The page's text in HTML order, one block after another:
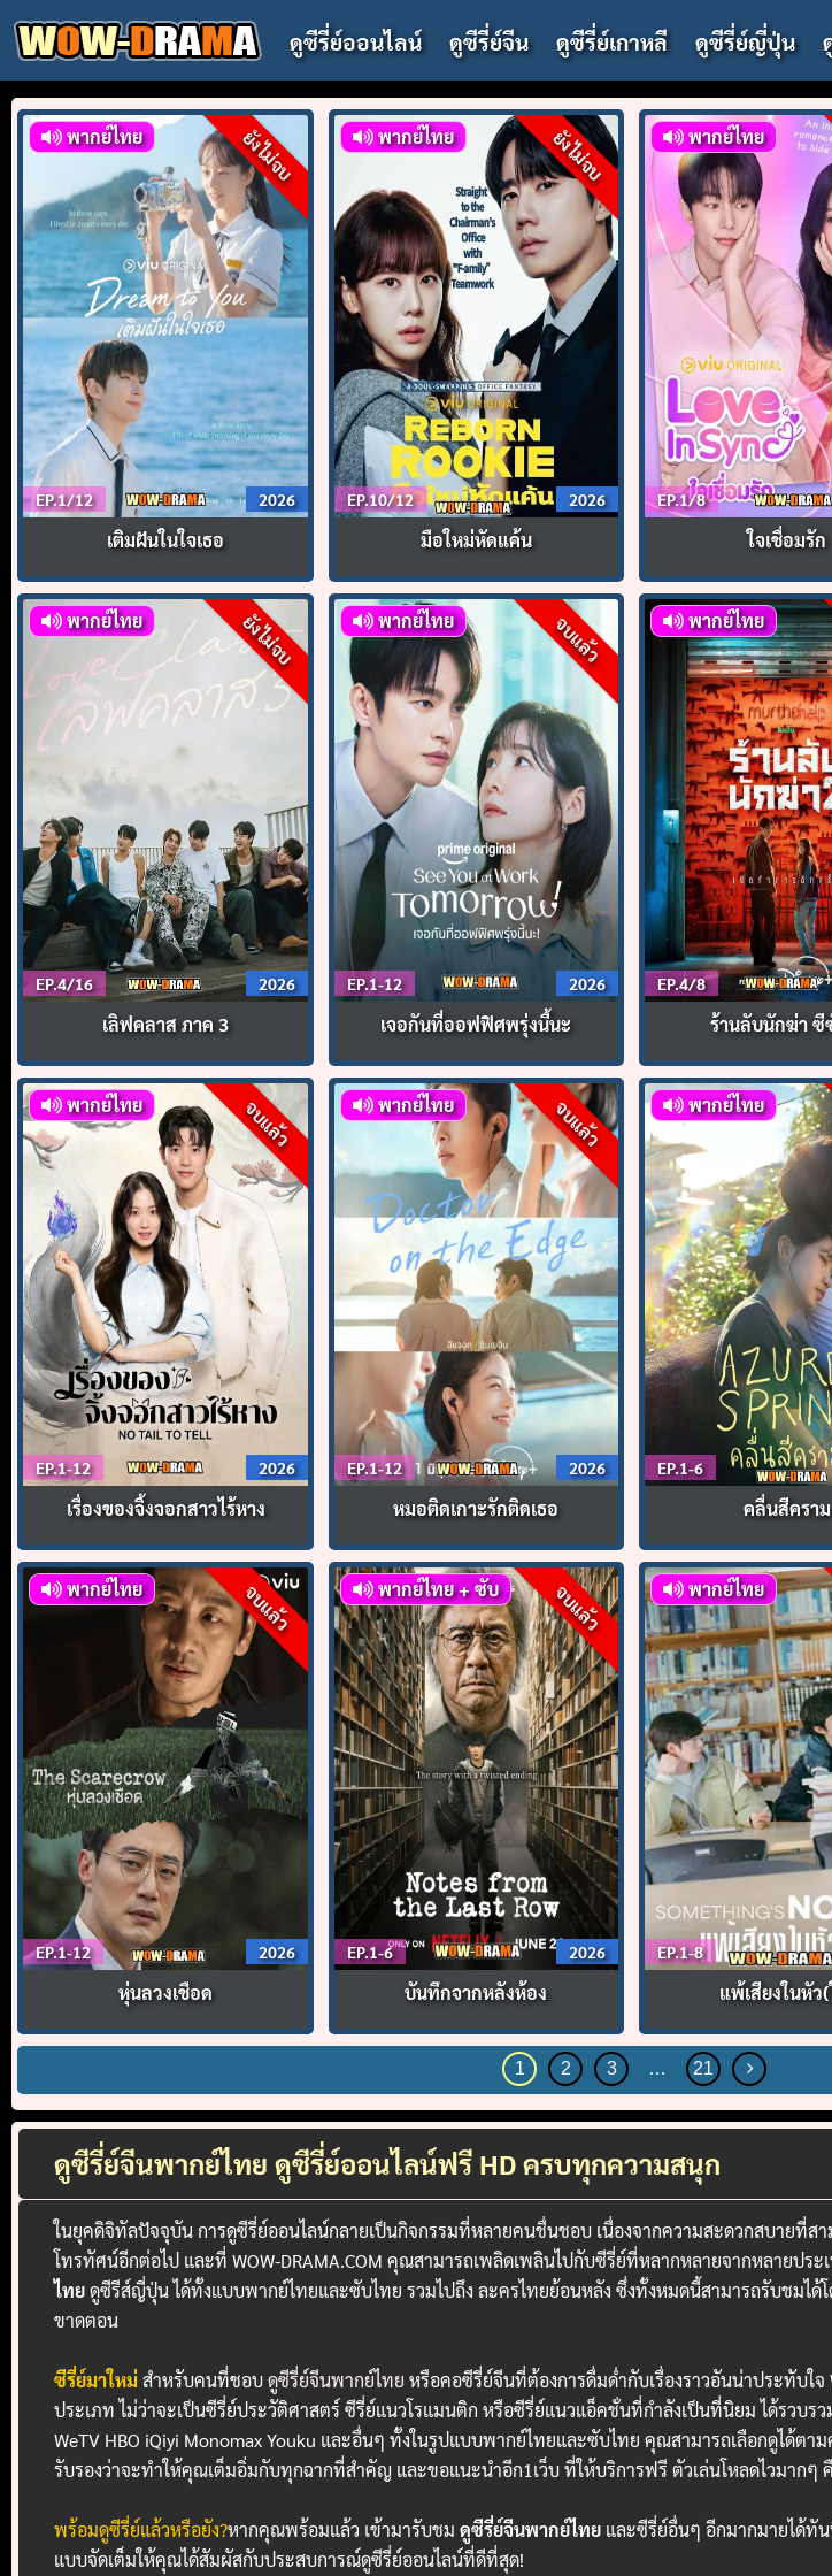
to
ดูซีรี่ย์ออนไลน์ ดูซีรี่ย์จีน ดูซีรี่ย์เกาหลี ดูซีรี่ย์ญี่ปุ่น
ค้นหา
สำหรับ:
ยังไม่จบ
พากย์ไทย
EP.1/12 2026
เติมฝันในใจเธอ
ยังไม่จบ
พากย์ไทย
EP.10/12 2026
มือใหม่หัดแค้น
พากย์ไทย
EP.1/8
ใจเชื่อมรัก
ยังไม่จบ
พากย์ไทย
EP.4/16 2026
เลิฟคลาส ภาค 3
จบแล้ว
พากย์ไทย
EP.1-12 2026
เจอกันที่ออฟฟิศพรุ่งนี้นะ
พากย์ไทย
EP.4/8
ร้านลับนักฆ่า ซี
จบแล้ว
พากย์ไทย
EP.1-12 2026
เรื่องของจิ้งจอกสาวไร้หาง
จบแล้ว
พากย์ไทย
EP.1-12 2026
หมอติดเกาะรักติดเธอ
พากย์ไทย
EP.1-6
คลื่นสีคราม
จบแล้ว
พากย์ไทย
EP.1-12 2026
หุ่นลวงเชือด
จบแล้ว
พากย์ไทย + ซับ
EP.1-6 2026
บันทึกจากหลังห้อง
พากย์ไทย
EP.1-8
แพ้เสียงในหัว
1 2 3 … 21
ดูซีรี่ย์จีนพากย์ไทย ดูซีรี่ย์ออนไลน์ฟรี HD ครบทุกความสนุก
ในยุคดิจิทัลปัจจุบัน การดูซีรี่ย์ออนไลน์กลายเป็นกิจกรรมที่หลายคนชื่นชอบ เนื่องจากความสะดวกสบายที่ส
โทรทัศน์อีกต่อไป และที่ WOW-DRAMA.COM คุณสามารถเพลิดเพลินไปกับซีรี่ย์ที่หลากหลายจากหลายปร
ไทยดูซีรีส์ญี่ปุ่น ได้ทั้งแบบพากย์ไทยและซับไทย รวมไปถึง ละครไทยย้อนหลัง ซึ่งทั้งหมดนี้สามารถรับชมไ
ขาดตอน
ซีรี่ย์มาใหม่ สำหรับคนที่ชอบดูซีรี่ย์จีนพากย์ไทย หรือคอซีรี่ย์จีนที่ต้องการดื่มด่ำกับเรื่องราวอันน่าประทับใจ
ประเภท ไม่ว่าจะเป็นซีรี่ย์ประวัติศาสตร์ ซีรี่ย์แนวโรแมนติก หรือซีรี่ย์แนวแอ็คชั่นที่กำลังเป็นที่นิยม ได้รวบ
WeTV HBO iQiyi Monomax Youku และอื่นๆ ทั้งในรูปแบบพากย์ไทยและซับไทย คุณสามารถเลือกดูได้ต
รับรองว่าจะทำให้คุณเต็มอิ่มกับทุกฉากที่สำคัญ และขอแนะนำอีก1เว็บ ที่ให้บริการฟรี ตัวเล่นโหลดไวมากๆ
พร้อมดูซีรี่ย์แล้วหรือยัง?หากคุณพร้อมแล้ว เข้ามารับชมดูซีรี่ย์จีนพากย์ไทย และซีรี่ย์อื่นๆ อีกมากมายได้ทัน
แบบจัดเต็มให้คุณได้สัมผัสกับประสบการณ์ดูซีรี่ย์ออนไลน์ที่ดีที่สุด!